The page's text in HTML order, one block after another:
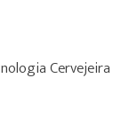
Cervejeira